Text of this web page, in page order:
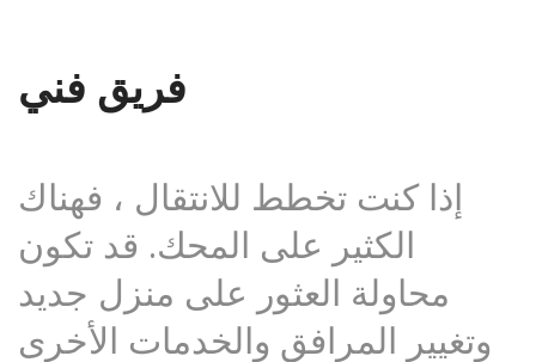
فريق فني
إذا كنت تخطط للانتقال ، فهناك
الكثير على المحك. قد تكون
محاولة العثور على منزل جديد
وتغيير المرافق والخدمات الأخرى